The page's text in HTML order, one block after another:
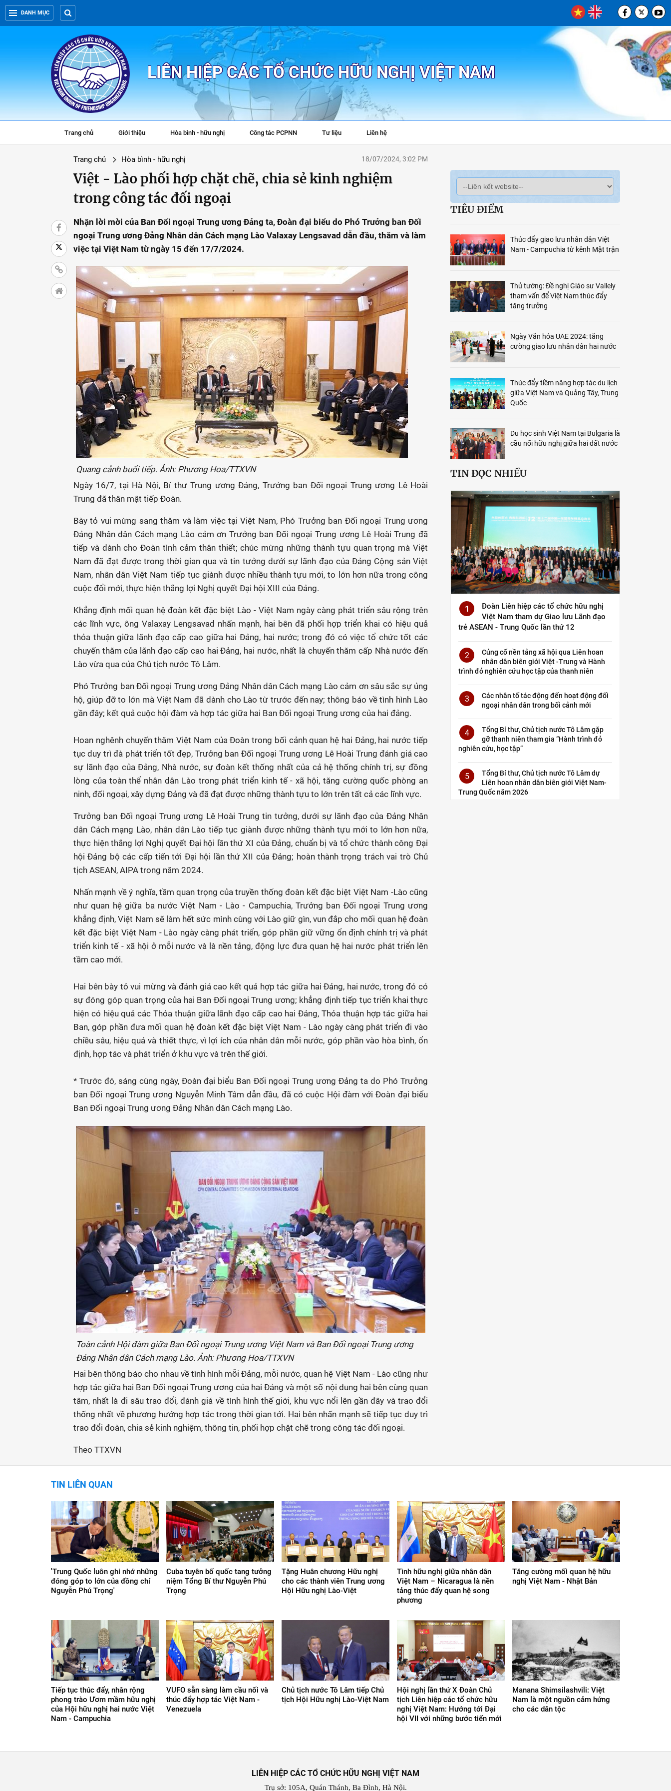
DANH MỤC
LIÊN HIỆP CÁC TỔ CHỨC HỮU NGHỊ VIỆT NAM
Trang chủ Giới thiệu Hòa bình - hữu nghị Công tác PCPNN Tư liệu Liên hệ
Trang chủ Hòa bình - hữu nghị 18/07/2024, 3:02 PM
Việt - Lào phối hợp chặt chẽ, chia sẻ kinh nghiệm
trong công tác đối ngoại
Nhận lời mời của Ban Đối ngoại Trung ương Đảng ta, Đoàn đại biểu do Phó Trưởng ban Đối
ngoại Trung ương Đảng Nhân dân Cách mạng Lào Valaxay Lengsavad dẫn đầu, thăm và làm
việc tại Việt Nam từ ngày 15 đến 17/7/2024.
Quang cảnh buổi tiếp. Ảnh: Phương Hoa/TTXVN
Ngày 16/7, tại Hà Nội, Bí thư Trung ương Đảng, Trưởng ban Đối ngoại Trung ương Lê Hoài
Trung đã thân mật tiếp Đoàn.
Bày tỏ vui mừng sang thăm và làm việc tại Việt Nam, Phó Trưởng ban Đối ngoại Trung ương
Đảng Nhân dân Cách mạng Lào cảm ơn Trưởng ban Đối ngoại Trung ương Lê Hoài Trung đã
tiếp và dành cho Đoàn tình cảm thân thiết; chúc mừng những thành tựu quan trọng mà Việt
Nam đã đạt được trong thời gian qua và tin tưởng dưới sự lãnh đạo của Đảng Cộng sản Việt
Nam, nhân dân Việt Nam tiếp tục giành được nhiều thành tựu mới, to lớn hơn nữa trong công
cuộc đổi mới, thực hiện thắng lợi Nghị quyết Đại hội XIII của Đảng.
Khẳng định mối quan hệ đoàn kết đặc biệt Lào - Việt Nam ngày càng phát triển sâu rộng trên
các lĩnh vực, ông Valaxay Lengsavad nhấn mạnh, hai bên đã phối hợp triển khai có hiệu quả
thỏa thuận giữa lãnh đạo cấp cao giữa hai Đảng, hai nước; trong đó có việc tổ chức tốt các
chuyến thăm của lãnh đạo cấp cao hai Đảng, hai nước, nhất là chuyến thăm cấp Nhà nước đến
Lào vừa qua của Chủ tịch nước Tô Lâm.
Phó Trưởng ban Đối ngoại Trung ương Đảng Nhân dân Cách mạng Lào cảm ơn sâu sắc sự ủng
hộ, giúp đỡ to lớn mà Việt Nam đã dành cho Lào từ trước đến nay; thông báo về tình hình Lào
gần đây; kết quả cuộc hội đàm và hợp tác giữa hai Ban Đối ngoại Trung ương của hai đảng.
Hoan nghênh chuyến thăm Việt Nam của Đoàn trong bối cảnh quan hệ hai Đảng, hai nước tiếp
tục duy trì đà phát triển tốt đẹp, Trưởng ban Đối ngoại Trung ương Lê Hoài Trung đánh giá cao
sự lãnh đạo của Đảng, Nhà nước, sự đoàn kết thống nhất của cả hệ thống chính trị, sự đồng
lòng của toàn thể nhân dân Lào trong phát triển kinh tế - xã hội, tăng cường quốc phòng an
ninh, đối ngoại, xây dựng Đảng và đã đạt được những thành tựu to lớn trên tất cả các lĩnh vực.
Trưởng ban Đối ngoại Trung ương Lê Hoài Trung tin tưởng, dưới sự lãnh đạo của Đảng Nhân
dân Cách mạng Lào, nhân dân Lào tiếp tục giành được những thành tựu mới to lớn hơn nữa,
thực hiện thắng lợi Nghị quyết Đại hội lần thứ XI của Đảng, chuẩn bị và tổ chức thành công Đại
hội Đảng bộ các cấp tiến tới Đại hội lần thứ XII của Đảng; hoàn thành trọng trách vai trò Chủ
tịch ASEAN, AIPA trong năm 2024.
Nhấn mạnh về ý nghĩa, tầm quan trọng của truyền thống đoàn kết đặc biệt Việt Nam -Lào cũng
như quan hệ giữa ba nước Việt Nam - Lào - Campuchia, Trưởng ban Đối ngoại Trung ương
khẳng định, Việt Nam sẽ làm hết sức mình cùng với Lào giữ gìn, vun đắp cho mối quan hệ đoàn
kết đặc biệt Việt Nam - Lào ngày càng phát triển, góp phần giữ vững ổn định chính trị và phát
triển kinh tế - xã hội ở mỗi nước và là nền tảng, động lực đưa quan hệ hai nước phát triển lên
tầm cao mới.
Hai bên bày tỏ vui mừng và đánh giá cao kết quả hợp tác giữa hai Đảng, hai nước, trong đó có
sự đóng góp quan trọng của hai Ban Đối ngoại Trung ương; khẳng định tiếp tục triển khai thực
hiện có hiệu quả các Thỏa thuận giữa lãnh đạo cấp cao hai Đảng, Thỏa thuận hợp tác giữa hai
Ban, góp phần đưa mối quan hệ đoàn kết đặc biệt Việt Nam - Lào ngày càng phát triển đi vào
chiều sâu, hiệu quả và thiết thực, vì lợi ích của nhân dân mỗi nước, góp phần vào hòa bình, ổn
định, hợp tác và phát triển ở khu vực và trên thế giới.
* Trước đó, sáng cùng ngày, Đoàn đại biểu Ban Đối ngoại Trung ương Đảng ta do Phó Trưởng
ban Đối ngoại Trung ương Nguyễn Minh Tâm dẫn đầu, đã có cuộc Hội đàm với Đoàn đại biểu
Ban Đối ngoại Trung ương Đảng Nhân dân Cách mạng Lào.
Toàn cảnh Hội đàm giữa Ban Đối ngoại Trung ương Việt Nam và Ban Đối ngoại Trung ương
Đảng Nhân dân Cách mạng Lào. Ảnh: Phương Hoa/TTXVN
Hai bên thông báo cho nhau về tình hình mỗi Đảng, mỗi nước, quan hệ Việt Nam - Lào cũng như
hợp tác giữa hai Ban Đối ngoại Trung ương của hai Đảng và một số nội dung hai bên cùng quan
tâm, nhất là đi sâu trao đổi, đánh giá về tình hình thế giới, khu vực nổi lên gần đây và trao đổi
thống nhất về phương hướng hợp tác trong thời gian tới. Hai bên nhấn mạnh sẽ tiếp tục duy trì
trao đổi đoàn, chia sẻ kinh nghiệm, thông tin, phối hợp chặt chẽ trong công tác đối ngoại.
Theo TTXVN
TIÊU ĐIỂM
Thúc đẩy giao lưu nhân dân Việt
Nam - Campuchia từ kênh Mặt trận
Thủ tướng: Đề nghị Giáo sư Vallely
tham vấn để Việt Nam thúc đẩy
tăng trưởng
Ngày Văn hóa UAE 2024: tăng
cường giao lưu nhân dân hai nước
Thúc đẩy tiềm năng hợp tác du lịch
giữa Việt Nam và Quảng Tây, Trung
Quốc
Du học sinh Việt Nam tại Bulgaria là
cầu nối hữu nghị giữa hai đất nước
TIN ĐỌC NHIỀU
1
Đoàn Liên hiệp các tổ chức hữu nghị
Việt Nam tham dự Giao lưu Lãnh đạo
trẻ ASEAN - Trung Quốc lần thứ 12
2
Củng cố nền tảng xã hội qua Liên hoan
nhân dân biên giới Việt -Trung và Hành
trình đỏ nghiên cứu học tập của thanh niên
3
Các nhân tố tác động đến hoạt động đối
ngoại nhân dân trong bối cảnh mới
4
Tổng Bí thư, Chủ tịch nước Tô Lâm gặp
gỡ thanh niên tham gia “Hành trình đỏ
nghiên cứu, học tập”
5
Tổng Bí thư, Chủ tịch nước Tô Lâm dự
Liên hoan nhân dân biên giới Việt Nam-
Trung Quốc năm 2026
TIN LIÊN QUAN
'Trung Quốc luôn ghi nhớ những
đóng góp to lớn của đồng chí
Nguyễn Phú Trọng'
Cuba tuyên bố quốc tang tưởng
niệm Tổng Bí thư Nguyễn Phú
Trọng
Tặng Huân chương Hữu nghị
cho các thành viên Trung ương
Hội Hữu nghị Lào-Việt
Tình hữu nghị giữa nhân dân
Việt Nam – Nicaragua là nền
tảng thúc đẩy quan hệ song
phương
Tăng cường mối quan hệ hữu
nghị Việt Nam - Nhật Bản
Tiếp tục thúc đẩy, nhân rộng
phong trào Ươm mầm hữu nghị
của Hội hữu nghị hai nước Việt
Nam - Campuchia
VUFO sẵn sàng làm cầu nối và
thúc đẩy hợp tác Việt Nam -
Venezuela
Chủ tịch nước Tô Lâm tiếp Chủ
tịch Hội Hữu nghị Lào-Việt Nam
Hội nghị lần thứ X Đoàn Chủ
tịch Liên hiệp các tổ chức hữu
nghị Việt Nam: Hướng tới Đại
hội VII với những bước tiến mới
Manana Shimsilashvili: Việt
Nam là một nguồn cảm hứng
cho các dân tộc
LIÊN HIỆP CÁC TỔ CHỨC HỮU NGHỊ VIỆT NAM
Trụ sở: 105A, Quán Thánh, Ba Đình, Hà Nội.